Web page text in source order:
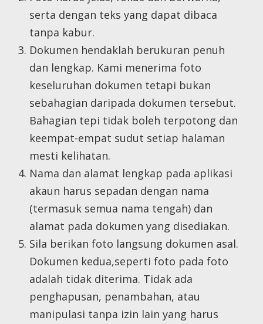
serta dengan teks yang dapat dibaca
tanpa kabur.
Dokumen hendaklah berukuran penuh
dan lengkap. Kami menerima foto
keseluruhan dokumen tetapi bukan
sebahagian daripada dokumen tersebut.
Bahagian tepi tidak boleh terpotong dan
keempat-empat sudut setiap halaman
mesti kelihatan.
Nama dan alamat lengkap pada aplikasi
akaun harus sepadan dengan nama
(termasuk semua nama tengah) dan
alamat pada dokumen yang disediakan.
Sila berikan foto langsung dokumen asal.
Dokumen kedua,seperti foto pada foto
adalah tidak diterima. Tidak ada
penghapusan, penambahan, atau
manipulasi tanpa izin lain yang harus